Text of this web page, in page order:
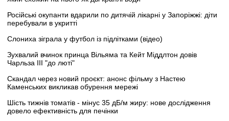
Російські окупанти вдарили по дитячій лікарні у Запоріжжі: діти
перебували в укритті
Слониха зіграла у футбол із підлітками (відео)
Зухвалий вчинок принца Вільяма та Кейт Міддлтон довів
Чарльза III "до люті"
Скандал через новий проєкт: анонс фільму з Настею
Каменських викликав обурення мережі
Шість тижнів томатів - мінус 35 дБ/м жиру: нове дослідження
довело ефективність для печінки